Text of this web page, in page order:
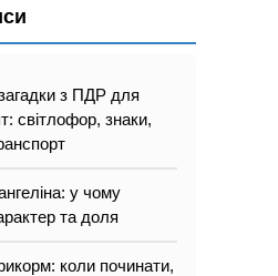
з ПДР для
світлофор, знаки,
у чому
та доля
коли починати,